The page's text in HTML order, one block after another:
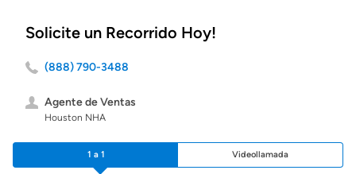
Solicite un Recorrido Hoy!
(888) 790-3488
Agente de Ventas
Houston NHA
1 a 1 Videollamada